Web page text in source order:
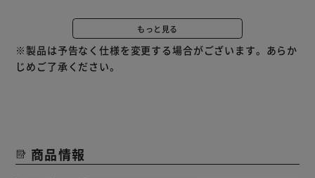
◆上質な天然木の風合い
天然木の突板を使用した天板と木目が美しいアルダー材を使
用したルーバーデザインの前扉が高級感のあるリビングを演
収納部を隠してくれる扉付きで見た目もスッキリ。
もっと見る
※製品は予告なく仕様を変更する場合がございます。あらか
じめご了承ください。
商品情報